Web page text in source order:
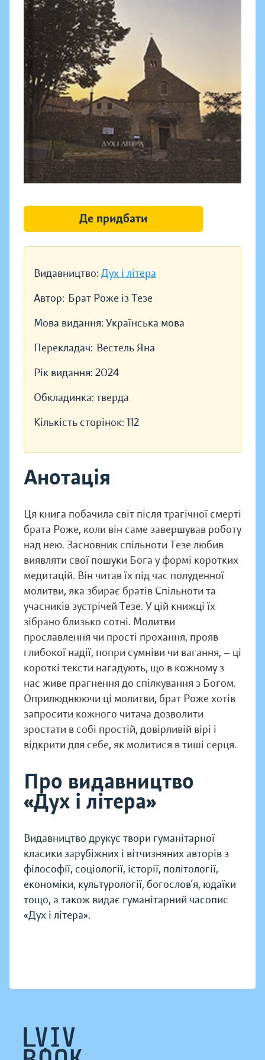
Видавництво: Дух і літера
Автор: Брат Роже із Тезе
Мова видання: Українська мова
Перекладач: Вестель Яна
Рік видання: 2024
Обкладинка: тверда
Кількість сторінок: 112
Анотація
Ця книга побачила світ після трагічної смерті
брата Роже, коли він саме завершував роботу
над нею. Засновник спільноти Тезе любив
виявляти свої пошуки Бога у формі коротких
медитацій. Він читав їх під час полуденної
молитви, яка збирає братів Спільноти та
учасників зустрічей Тезе. У цій книжці їх
зібрано близько сотні. Молитви
прославлення чи прості прохання, прояв
глибокої надії, попри сумніви чи вагання, — ці
короткі тексти нагадують, що в кожному з
нас живе прагнення до спілкування з Богом.
Оприлюднюючи ці молитви, брат Роже хотів
запросити кожного читача дозволити
зростати в собі простій, довірливій вірі і
відкрити для себе, як молитися в тиші серця.
Про видавництво
«Дух і літера»
Видавництво друкує твори гуманітарної
класики зарубіжних і вітчизняних авторів з
філософії, соціології, історії, політології,
економіки, культурології, богослов’я, юдаїки
тощо, а також видає гуманітарний часопис
«Дух і літера».
Де придбати